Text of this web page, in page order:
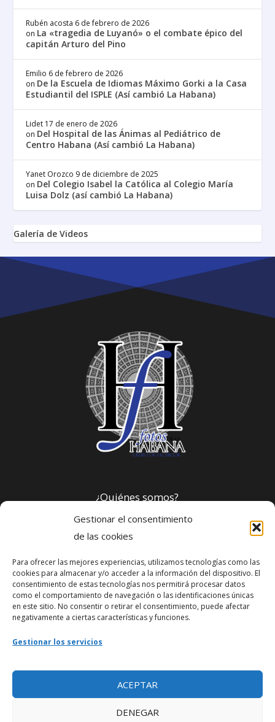
Gestionar el consentimiento
de las cookies
Para ofrecer las mejores experiencias, utilizamos tecnologías como las
cookies para almacenar y/o acceder a la información del dispositivo. El
consentimiento de estas tecnologías nos permitirá procesar datos
como el comportamiento de navegación o las identificaciones únicas
en este sitio. No consentir o retirar el consentimiento, puede afectar
negativamente a ciertas características y funciones.
Gestionar los servicios
ACEPTAR
DENEGAR
Rubén acosta 6 de febrero de 2026
on La «tragedia de Luyanó» o el combate épico del
capitán Arturo del Pino
Emilio 6 de febrero de 2026
on De la Escuela de Idiomas Máximo Gorki a la Casa
Estudiantil del ISPLE (Así cambió La Habana)
Lidet 17 de enero de 2026
on Del Hospital de las Ánimas al Pediátrico de
Centro Habana (Así cambió La Habana)
Yanet Orozco 9 de diciembre de 2025
on Del Colegio Isabel la Católica al Colegio María
Luisa Dolz (así cambió La Habana)
Galería de Videos
¿Quiénes somos?
Política de privacidad
Webmaster
soporte@fotosdlahabana.com
Nuestro e-mail:
Ir al grupo de Facebook